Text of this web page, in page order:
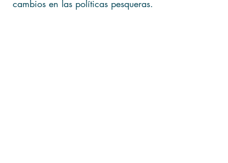
cambios en las políticas pesqueras.